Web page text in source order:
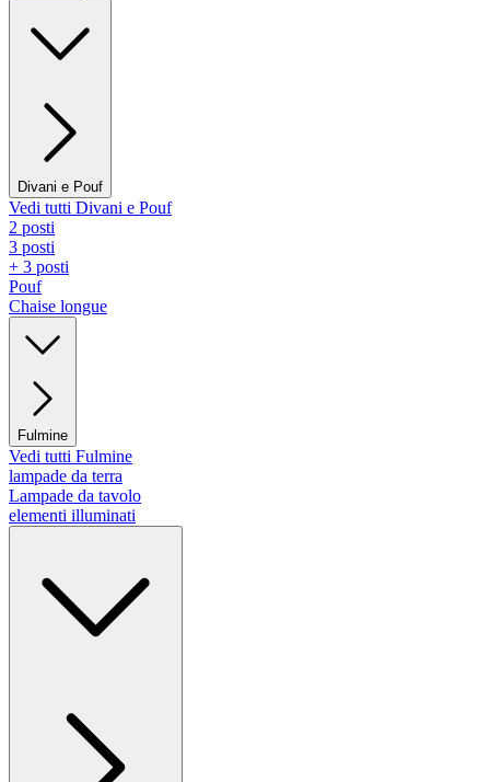
Divani e Pouf
Vedi tutti Divani e Pouf
2 posti
3 posti
+ 3 posti
Pouf
Chaise longue
Fulmine
Vedi tutti Fulmine
lampade da terra
Lampade da tavolo
elementi illuminati